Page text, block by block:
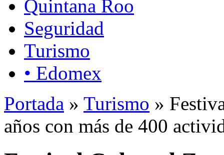
Quintana Roo
Seguridad
Turismo
• Edomex
Portada » Turismo »
años con más de 400